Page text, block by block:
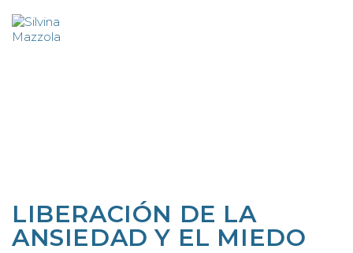
LIBERACIÓN DE LA
ANSIEDAD Y EL MIEDO